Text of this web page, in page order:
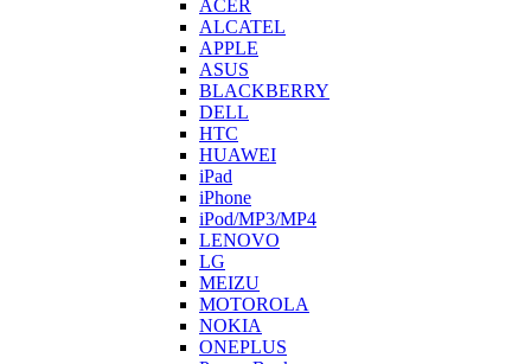
ACER
ALCATEL
APPLE
ASUS
BLACKBERRY
DELL
HTC
HUAWEI
iPad
iPhone
iPod/MP3/MP4
LENOVO
LG
MEIZU
MOTOROLA
NOKIA
ONEPLUS